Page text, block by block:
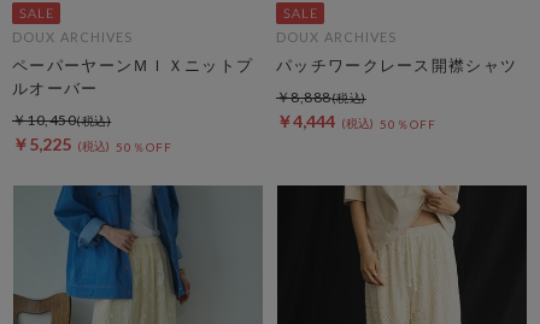
DOUX ARCHIVES
ペーパーヤーンＭＩＸニットプ
ルオーバー
￥5,225 50％OFF
￥10,450
DOUX ARCHIVES
パッチワークレース開襟シャツ
￥4,444 50％OFF
￥8,888